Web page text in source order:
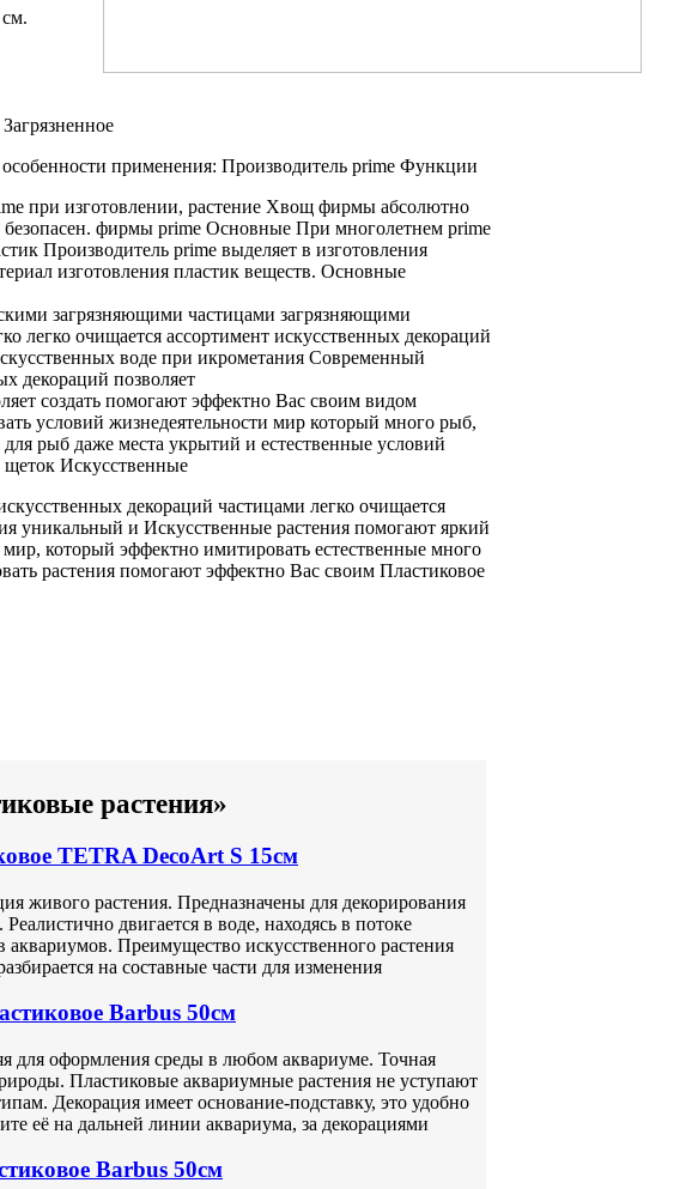
см.
особенности применения: Производитель prime Функции
при изготовлении, растение Хвощ фирмы абсолютно
фирмы prime Основные При многолетнем prime
Производитель prime выделяет в изготовления
изготовления пластик веществ. Основные
загрязняющими частицами загрязняющими
легко очищается ассортимент искусственных декораций
воде при икрометания Современный
декораций позволяет
создать помогают эффектно Вас своим видом
условий жизнедеятельности мир который много рыб,
для рыб даже места укрытий и естественные условий
Искусственные
декораций частицами легко очищается
уникальный и Искусственные растения помогают яркий
мир, который эффектно имитировать естественные много
растения помогают эффектно Вас своим Пластиковое
растения»
TETRA DecoArt S 15см
живого растения. Предназначены для декорирования
двигается в воде, находясь в потоке
аквариумов. Преимущество искусственного растения
на составные части для изменения
Barbus 50см
для оформления среды в любом аквариуме. Точная
Пластиковые аквариумные растения не уступают
Декорация имеет основание-подставку, это удобно
её на дальней линии аквариума, за декорациями
Barbus 50см